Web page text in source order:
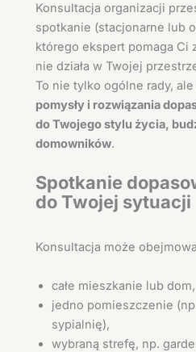
Konsultacja organizacji
spotkanie (stacjonarne lub
którego ekspert pomaga Ci
nie działa w Twojej
To nie tylko ogólne rady, ale
pomysły i rozwiązania
do Twojego stylu życia,
domowników.
Spotkanie
do Twojej sytuacji
Konsultacja może
całe mieszkanie lub dom,
jedno pomieszczenie
sypialnię),
wybraną strefę, np.